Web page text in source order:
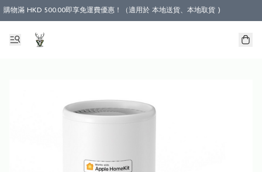
購物滿 HKD 500.00即享免運費優惠！（適用於 本地送貨、本地取貨 )